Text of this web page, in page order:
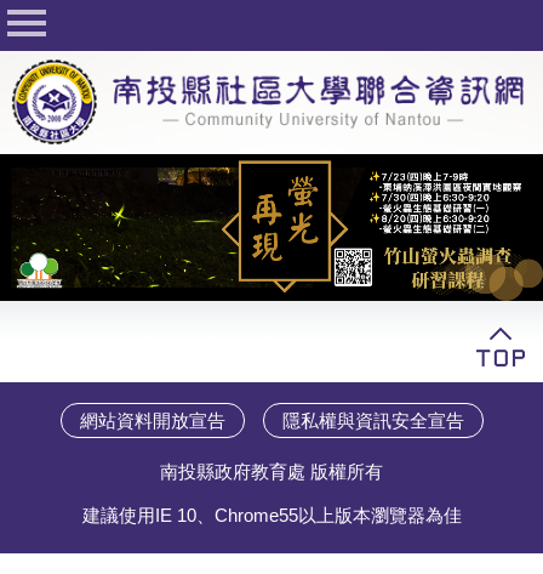
回首頁
關於社大
公佈欄
行事曆
最新活動
活動花絮
志工與社團
社大學習Q&A
網站資料開放宣告 隱私權與資訊安全宣告
南投縣政府教育處 版權所有
建議使用IE 10、Chrome55以上版本瀏覽器為佳